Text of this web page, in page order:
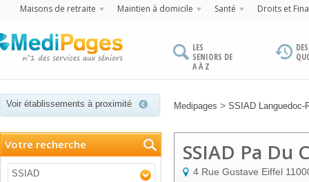
Maisons de retraite Maintien à domicile Santé Droits et
LES
SENIORS DE
A À Z
Voir établissements à proximité Medipages > SSIAD Languedoc-
Votre recherche
SSIAD
SSIAD Pa Du
4 Rue Gustave Eiffel